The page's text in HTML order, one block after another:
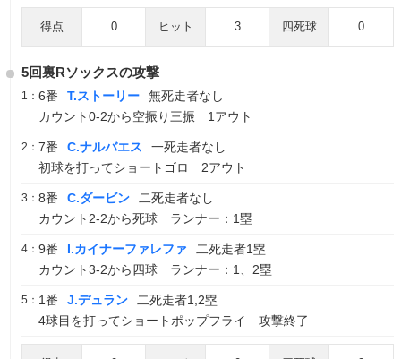
得点 0 ヒット 3 四死球 0
5回裏Rソックスの攻撃
1： 6番 T.ストーリー
無死走者なし
カウント0-2から空振り三振 1アウト
2： 7番 C.ナルバエス
一死走者なし
初球を打ってショートゴロ 2アウト
3： 8番 C.ダービン
二死走者なし
カウント2-2から死球 ランナー：1塁
4： 9番 I.カイナーファレファ
二死走者1塁
カウント3-2から四球 ランナー：1、2塁
5： 1番 J.デュラン
二死走者1,2塁
4球目を打ってショートポップフライ 攻撃終了